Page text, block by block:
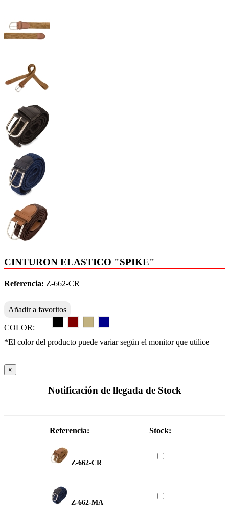
CINTURON ELASTICO "SPIKE"
Referencia: Z-662-CR
Añadir a favoritos
COLOR:
*El color del producto puede variar según el monitor que utilice
×
Notificación de llegada de Stock
Referencia: Stock:
Z-662-CR
Z-662-MA